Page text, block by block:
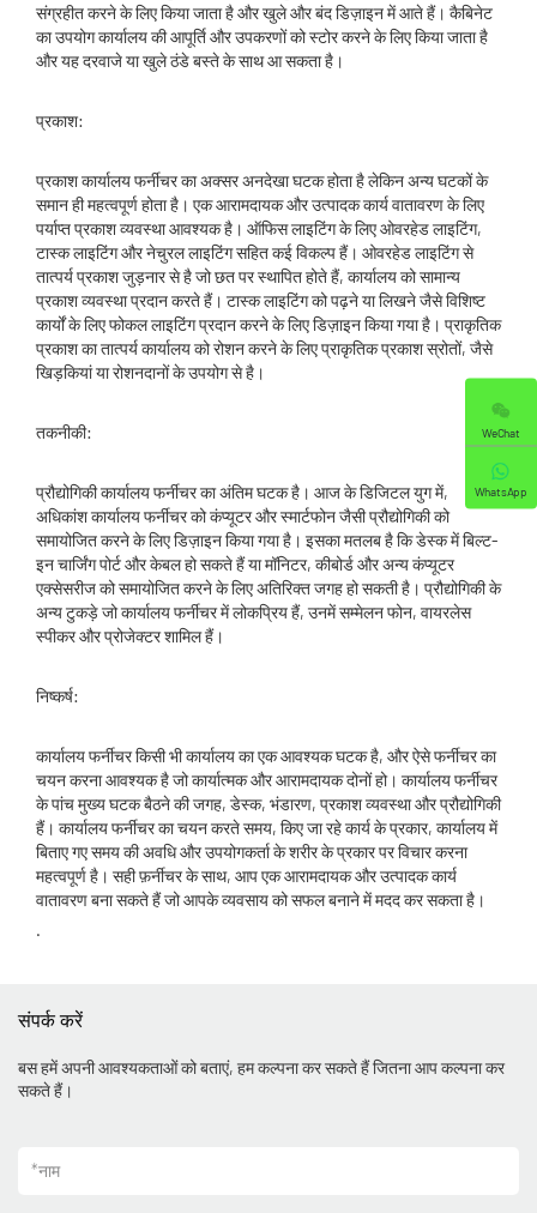
संग्रहीत करने के लिए किया जाता है और खुले और बंद डिज़ाइन में आते हैं। कैबिनेट
का उपयोग कार्यालय की आपूर्ति और उपकरणों को स्टोर करने के लिए किया जाता है
और यह दरवाजे या खुले ठंडे बस्ते के साथ आ सकता है।
प्रकाश:
प्रकाश कार्यालय फर्नीचर का अक्सर अनदेखा घटक होता है लेकिन अन्य घटकों के
समान ही महत्वपूर्ण होता है। एक आरामदायक और उत्पादक कार्य वातावरण के लिए
पर्याप्त प्रकाश व्यवस्था आवश्यक है। ऑफिस लाइटिंग के लिए ओवरहेड लाइटिंग,
टास्क लाइटिंग और नेचुरल लाइटिंग सहित कई विकल्प हैं। ओवरहेड लाइटिंग से
तात्पर्य प्रकाश जुड़नार से है जो छत पर स्थापित होते हैं, कार्यालय को सामान्य
प्रकाश व्यवस्था प्रदान करते हैं। टास्क लाइटिंग को पढ़ने या लिखने जैसे विशिष्ट
कार्यों के लिए फोकल लाइटिंग प्रदान करने के लिए डिज़ाइन किया गया है। प्राकृतिक
प्रकाश का तात्पर्य कार्यालय को रोशन करने के लिए प्राकृतिक प्रकाश स्रोतों, जैसे
खिड़कियां या रोशनदानों के उपयोग से है।
तकनीकी:
प्रौद्योगिकी कार्यालय फर्नीचर का अंतिम घटक है। आज के डिजिटल युग में,
अधिकांश कार्यालय फर्नीचर को कंप्यूटर और स्मार्टफोन जैसी प्रौद्योगिकी को
समायोजित करने के लिए डिज़ाइन किया गया है। इसका मतलब है कि डेस्क में बिल्ट-
इन चार्जिंग पोर्ट और केबल हो सकते हैं या मॉनिटर, कीबोर्ड और अन्य कंप्यूटर
एक्सेसरीज को समायोजित करने के लिए अतिरिक्त जगह हो सकती है। प्रौद्योगिकी के
अन्य टुकड़े जो कार्यालय फर्नीचर में लोकप्रिय हैं, उनमें सम्मेलन फोन, वायरलेस
स्पीकर और प्रोजेक्टर शामिल हैं।
निष्कर्ष:
कार्यालय फर्नीचर किसी भी कार्यालय का एक आवश्यक घटक है, और ऐसे फर्नीचर का
चयन करना आवश्यक है जो कार्यात्मक और आरामदायक दोनों हो। कार्यालय फर्नीचर
के पांच मुख्य घटक बैठने की जगह, डेस्क, भंडारण, प्रकाश व्यवस्था और प्रौद्योगिकी
हैं। कार्यालय फर्नीचर का चयन करते समय, किए जा रहे कार्य के प्रकार, कार्यालय में
बिताए गए समय की अवधि और उपयोगकर्ता के शरीर के प्रकार पर विचार करना
महत्वपूर्ण है। सही फ़र्नीचर के साथ, आप एक आरामदायक और उत्पादक कार्य
वातावरण बना सकते हैं जो आपके व्यवसाय को सफल बनाने में मदद कर सकता है।
.
संपर्क करें
बस हमें अपनी आवश्यकताओं को बताएं, हम कल्पना कर सकते हैं जितना आप कल्पना कर
सकते हैं।
*नाम
WeChat
WhatsApp